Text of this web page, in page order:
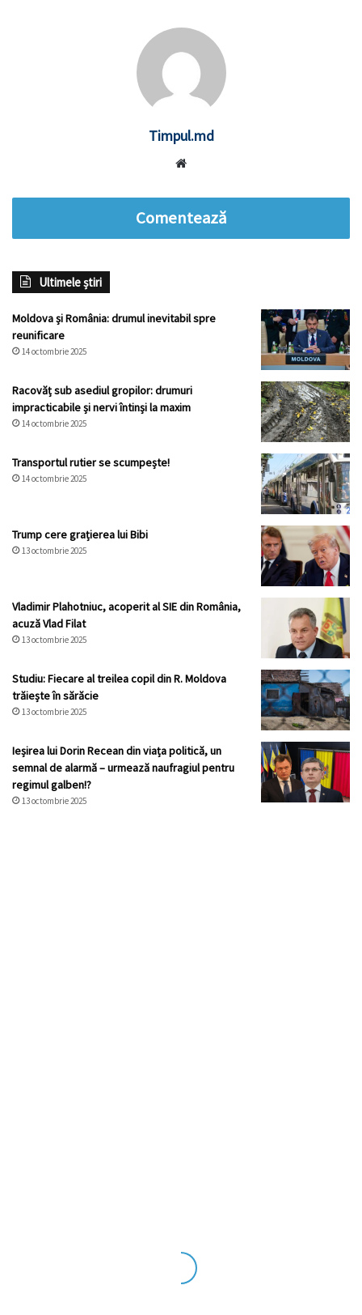
Timpul.md
Comentează
Ultimele știri
Moldova și România: drumul inevitabil spre
reunificare
14 octombrie 2025
Racovăț sub asediul gropilor: drumuri
impracticabile și nervi întinși la maxim
14 octombrie 2025
Transportul rutier se scumpește!
14 octombrie 2025
Trump cere grațierea lui Bibi
13 octombrie 2025
Vladimir Plahotniuc, acoperit al SIE din România,
acuză Vlad Filat
13 octombrie 2025
Studiu: Fiecare al treilea copil din R. Moldova
trăiește în sărăcie
13 octombrie 2025
Ieșirea lui Dorin Recean din viața politică, un
semnal de alarmă – urmează naufragiul pentru
regimul galben!?
13 octombrie 2025